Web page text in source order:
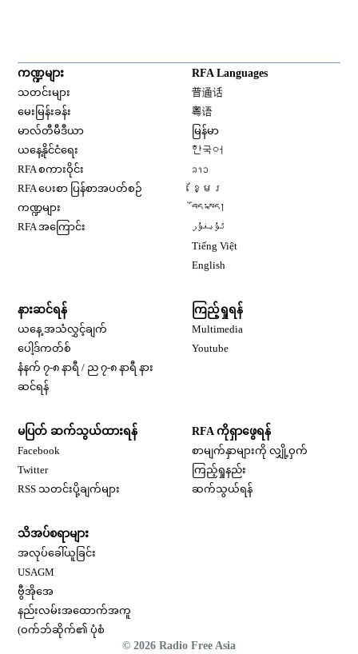
ကဏ္ဍများ
သတင်းများ
မေးမြန်းခန်း
မာလ်တီမီဒီယာ
ယနေ့နိုင်ငံရေး
RFA စကားဝိုင်း
RFA ပေးစာ ပြန်စာအပတ်စဉ်
ကဏ္ဍများ
RFA အကြောင်း
RFA Languages
普通话
粤语
မြန်မာ
한국어
ລາວ
ខ្មែរ
བོད་སྐད།
ئۇيغۇر
Tiếng Việt
English
နားဆင်ရန်
ယနေ့ အသံလွှင့်ချက်
ပေါ့ဒ်ကတ်စ်
နံနက် ၇-၈ နာရီ / ည ၇-၈ နာရီ နား
ဆင်ရန်
ကြည့်ရှုရန်
Multimedia
Youtube
မပြတ် ဆက်သွယ်ထားရန်
Facebook
Twitter
RSS သတင်းပို့ချက်များ
RFA ကိုရှာဖွေရန်
စာမျက်နှာများကို လျှို့ဝှက်
ကြည့်ရှုနည်း
ဆက်သွယ်ရန်
သိအပ်စရာများ
အလုပ်ခေါ်ယူခြင်း
USAGM
ဗွီအိုအေ
နည်းလမ်းအထောက်အကူ
(ဝက်ဘ်ဆိုက်၏ ပုံစံ
© 2026 Radio Free Asia